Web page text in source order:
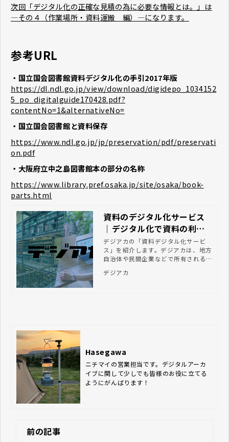
次回「デジタル化の正確な見積の為に必要な情報とは。」は
―その４（作業場所・資料運搬 編）―になります。
参考URL
・国立国会図書館資料デジタル化の手引2017年版
https://dl.ndl.go.jp/view/download/digidepo_1034152
5_po_digitalguide170428.pdf?
contentNo=1&alternativeNo=
・国立国会図書館と資料保存
https://www.ndl.go.jp/jp/preservation/pdf/preservati
on.pdf
・大阪府立中之島図書館本の部分の名称
https://www.library.pref.osaka.jp/site/osaka/book-
parts.html
資料のデジタル化サービス
｜デジタル化で資料の利活
用を推進するならデジアカ
デジアカの「資料デジタル化サービ
ス」を紹介します。デジアカは、地方
自治体や民間企業などで所有される貴
を一気通貫で支援します。
デジアカ
Hasegawa
ニチマイの営業担当です。デジタルアーカ
イブに関して少しでも皆様のお役に立てる
ようにがんばります！
前の記事